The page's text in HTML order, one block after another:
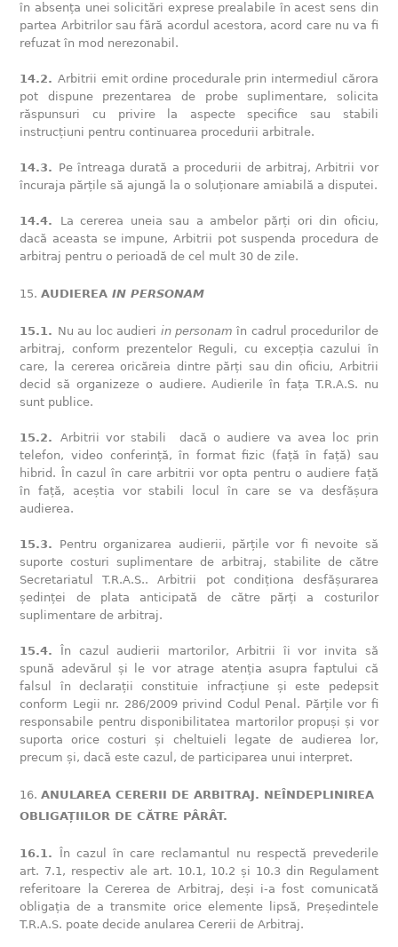
în absența unei solicitări exprese prealabile în acest sens din
partea Arbitrilor sau fără acordul acestora, acord care nu va fi
refuzat în mod nerezonabil.
14.2.Arbitrii emit ordine procedurale prin intermediul cărora
pot dispune prezentarea de probe suplimentare, solicita
răspunsuri cu privire la aspecte specifice sau stabili
instrucțiuni pentru continuarea procedurii arbitrale.
14.3. Pe întreaga durată a procedurii de arbitraj, Arbitrii vor
încuraja părțile să ajungă la o soluționare amiabilă a disputei.
14.4. La cererea uneia sau a ambelor părți ori din oficiu,
dacă aceasta se impune, Arbitrii pot suspenda procedura de
arbitraj pentru o perioadă de cel mult 30 de zile.
AUDIEREAIN PERSONAM
15.1. Nu au loc audieri in personam în cadrul procedurilor de
arbitraj, conform prezentelor Reguli, cu excepția cazului în
care, la cererea oricăreia dintre părți sau din oficiu, Arbitrii
decid să organizeze o audiere. Audierile în fața T.R.A.S. nu
sunt publice.
15.2. Arbitrii vor stabili dacă o audiere va avea loc prin
telefon, video conferință, în format fizic (față în față) sau
hibrid. În cazul în care arbitrii vor opta pentru o audiere față
în față, aceștia vor stabili locul în care se va desfășura
audierea.
15.3. Pentru organizarea audierii, părțile vor fi nevoite să
suporte costuri suplimentare de arbitraj, stabilite de către
Secretariatul T.R.A.S.. Arbitrii pot condiționa desfășurarea
ședinței de plata anticipată de către părți a costurilor
suplimentare de arbitraj.
15.4. În cazul audierii martorilor, Arbitrii îi vor invita să
spună adevărul și le vor atrage atenția asupra faptului că
falsul în declarații constituie infracțiune și este pedepsit
conform Legii nr. 286/2009 privind Codul Penal. Părțile vor fi
responsabile pentru disponibilitatea martorilor propuși și vor
suporta orice costuri și cheltuieli legate de audierea lor,
precum și, dacă este cazul, de participarea unui interpret.
ANULAREA CERERII DE ARBITRAJ. NEÎNDEPLINIREA
OBLIGAȚIILOR DE CĂTRE PÂRÂT.
16.1. În cazul în care reclamantul nu respectă prevederile
art. 7.1, respectiv ale art. 10.1, 10.2 și 10.3 din Regulament
referitoare la Cererea de Arbitraj, deși i-a fost comunicată
obligația de a transmite orice elemente lipsă, Președintele
T.R.A.S. poate decide anularea Cererii de Arbitraj.